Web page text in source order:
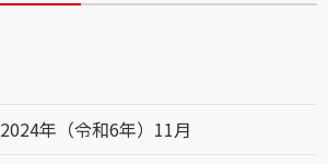
2024年（令和6年）11月